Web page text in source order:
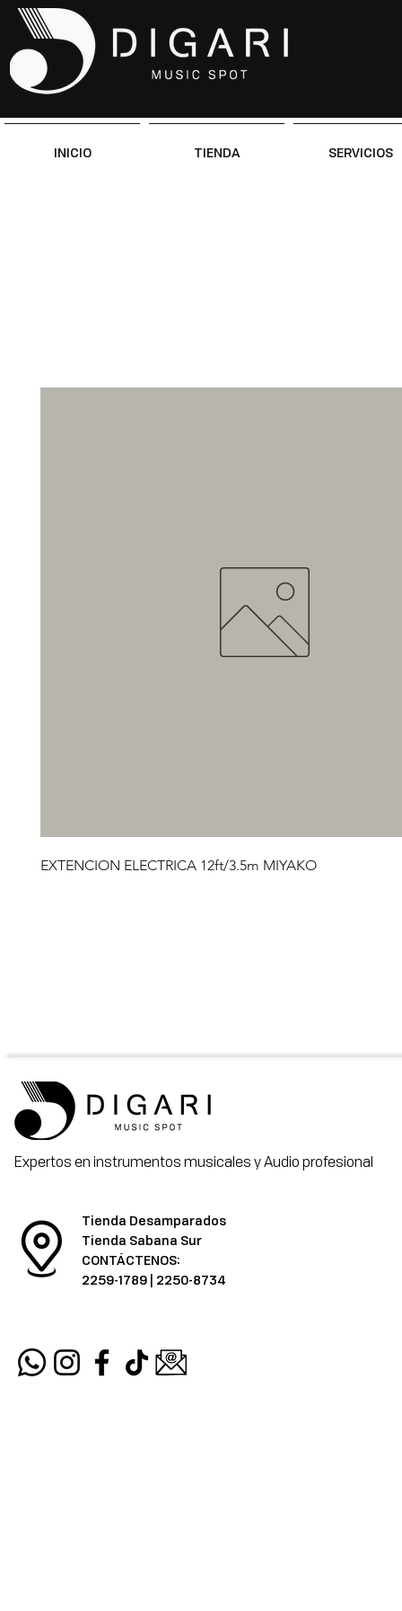
INICIO TIENDA SERVICIOS
EXTENCION ELECTRICA 12ft/3.5m MIYAKO
Expertos en instrumentos musicales y Audio profesional
Tienda Desamparados
Tienda Sabana Sur
CONTÁCTENOS:
2259-1789 | 2250-8734